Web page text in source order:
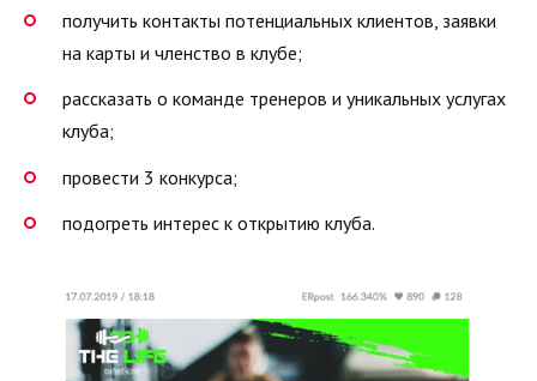
получить контакты потенциальных клиентов, заявки
на карты и членство в клубе;
рассказать о команде тренеров и уникальных услугах
клуба;
провести 3 конкурса;
подогреть интерес к открытию клуба.